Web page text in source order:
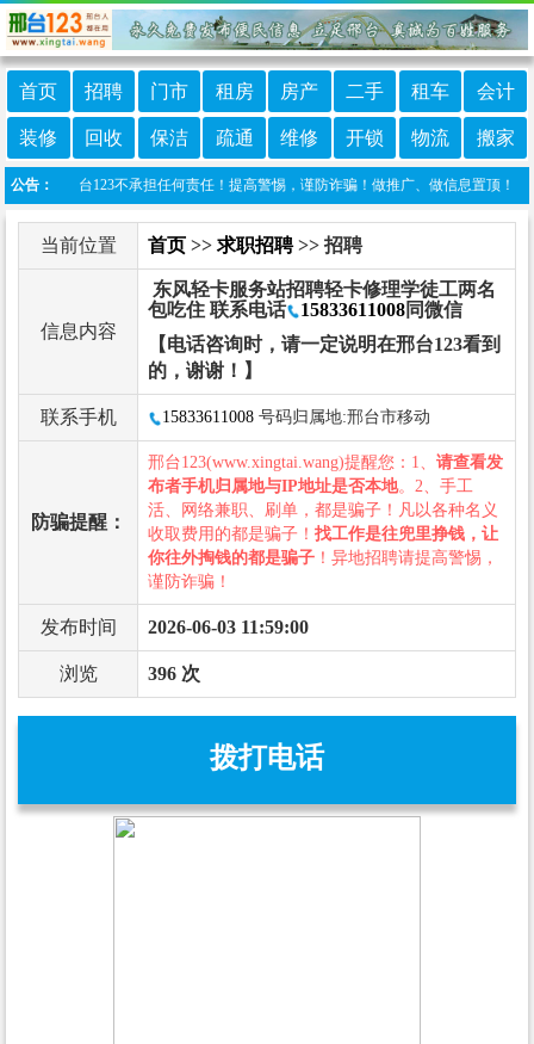
首页 招聘 门市 租房 房产 二手 租车 会计
装修 回收 保洁 疏通 维修 开锁 物流 搬家
公告：
布，邢台123不承担任何责任！提高警惕，谨防诈骗！做推广、做信息置顶！请加
当前位置 首页 >> 求职招聘>> 招聘
信息内容
东风轻卡服务站招聘轻卡修理学徒工两名
包吃住 联系电话
15833611008同微信
【电话咨询时，请一定说明在邢台123看到
的，谢谢！】
联系手机 15833611008 号码归属地:邢台市移动
防骗提醒：
邢台123(www.xingtai.wang)提醒您：1、 请查看发
布者手机归属地与IP地址是否本地。2、手工
活、网络兼职、刷单，都是骗子！凡以各种名义
收取费用的都是骗子！ 找工作是往兜里挣钱，让
你往外掏钱的都是骗子 ！异地招聘请提高警惕，
谨防诈骗！
发布时间 2026-06-03 11:59:00
浏览 396 次
拨打电话